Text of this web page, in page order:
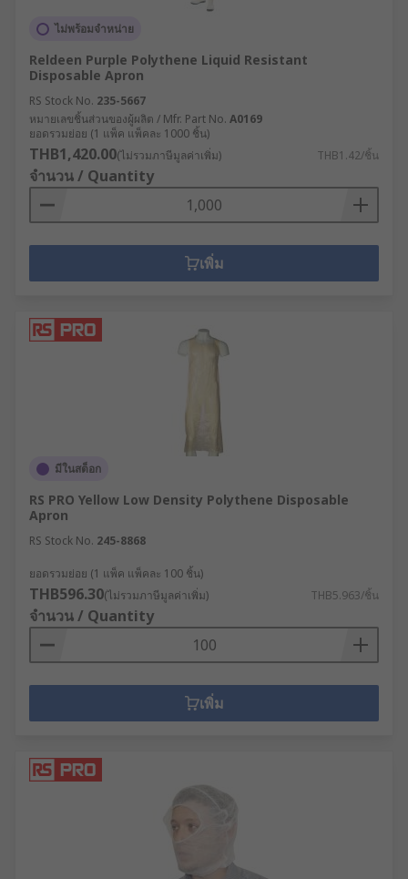
ไม่พร้อมจำหน่าย
Reldeen Purple Polythene Liquid Resistant
Disposable Apron
RS Stock No. 235-5667
หมายเลขชิ้นส่วนของผู้ผลิต / Mfr. Part No. A0169
ยอดรวมย่อย (1 แพ็ค แพ็คละ 1000 ชิ้น)
THB1,420.00(ไม่รวมภาษีมูลค่าเพิ่ม) THB1.42/ชิ้น
จำนวน / Quantity
เพิ่ม
มีในสต็อก
RS PRO Yellow Low Density Polythene Disposable
Apron
RS Stock No. 245-8868
ยอดรวมย่อย (1 แพ็ค แพ็คละ 100 ชิ้น)
THB596.30(ไม่รวมภาษีมูลค่าเพิ่ม) THB5.963/ชิ้น
จำนวน / Quantity
เพิ่ม